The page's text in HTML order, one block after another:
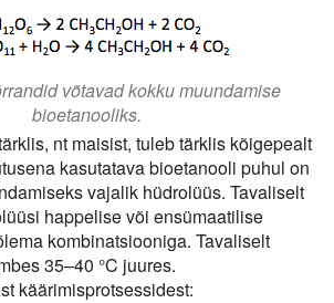
võtavad kokku muundamise
bioetanooliks.
nt maisist, tuleb tärklis kõigepealt
kasutatava bioetanooli puhul on
vajalik hüdrolüüs. Tavaliselt
happelise või ensümaatilise
kombinatsiooniga. Tavaliselt
35–40 °C juures.
käärimisprotsessidest: